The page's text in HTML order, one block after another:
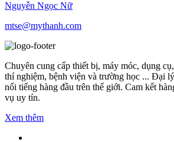
Nguyễn Ngọc Nữ
mtse@mythanh.com
Chuyên cung cấp thiết bị, máy móc, dụng
thí nghiệm, bệnh viện và trường học ... Đại
nổi tiếng hàng đầu trên thế giới. Cam kết
vụ uy tín.
Xem thêm